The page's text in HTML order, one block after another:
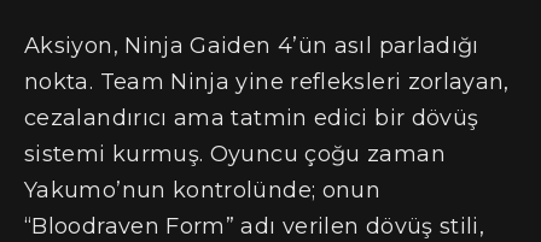
Aksiyon, Ninja Gaiden 4’ün asıl parladığı
nokta. Team Ninja yine refleksleri zorlayan,
cezalandırıcı ama tatmin edici bir dövüş
sistemi kurmuş. Oyuncu çoğu zaman
Yakumo’nun kontrolünde; onun
“Bloodraven Form” adı verilen dövüş stili,